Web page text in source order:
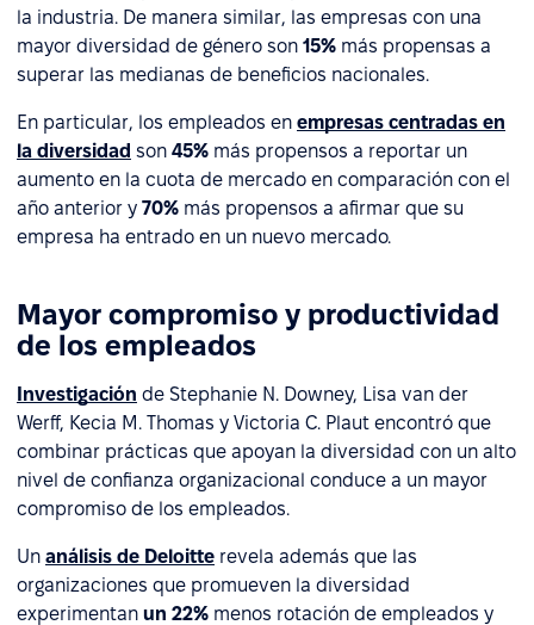
la industria. De manera similar, las empresas con una
mayor diversidad de género son 15% más propensas a
superar las medianas de beneficios nacionales.
En particular, los empleados en empresas centradas en
la diversidad son 45% más propensos a reportar un
aumento en la cuota de mercado en comparación con el
año anterior y 70% más propensos a afirmar que su
empresa ha entrado en un nuevo mercado.
Mayor compromiso y productividad
de los empleados
Investigación de Stephanie N. Downey, Lisa van der
Werff, Kecia M. Thomas y Victoria C. Plaut encontró que
combinar prácticas que apoyan la diversidad con un alto
nivel de confianza organizacional conduce a un mayor
compromiso de los empleados.
Un análisis de Deloitte revela además que las
organizaciones que promueven la diversidad
experimentan un 22% menos rotación de empleados y